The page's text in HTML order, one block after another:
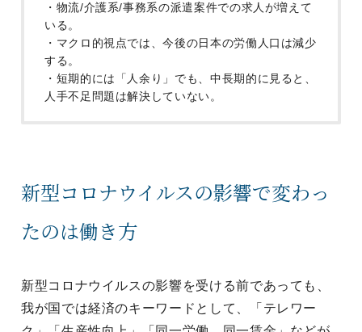
・物流/介護系/事務系の派遣案件での求人が増えて
いる。
・マクロ的視点では、今後の日本の労働人口は減少
する。
・短期的には「人余り」でも、中長期的に見ると、
人手不足問題は解決していない。
新型コロナウイルスの影響で変わっ
たのは働き方
新型コロナウイルスの影響を受ける前であっても、
我が国では経済のキーワードとして、「テレワー